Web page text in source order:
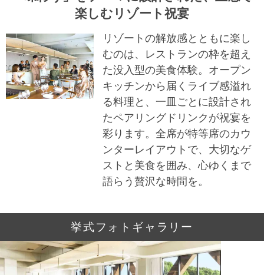
楽しむリゾート祝宴
リゾートの解放感とともに楽し
むのは、レストランの枠を超え
た没入型の美食体験。オープン
キッチンから届くライブ感溢れ
る料理と、一皿ごとに設計され
たペアリングドリンクが祝宴を
彩ります。全席が特等席のカウ
ンターレイアウトで、大切なゲ
ストと美食を囲み、心ゆくまで
語らう贅沢な時間を。
挙式フォトギャラリー